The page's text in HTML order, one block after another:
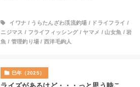
イワナ / うらたんざわ渓流釣場 / ドライフライ /
ニジマス / フライフィッシング/ ヤマメ / 山女魚 /岩
魚 / 管理釣り場 /西洋毛鉤人
巳年（2025）
ライズがあるけど・・・っと思う時こ